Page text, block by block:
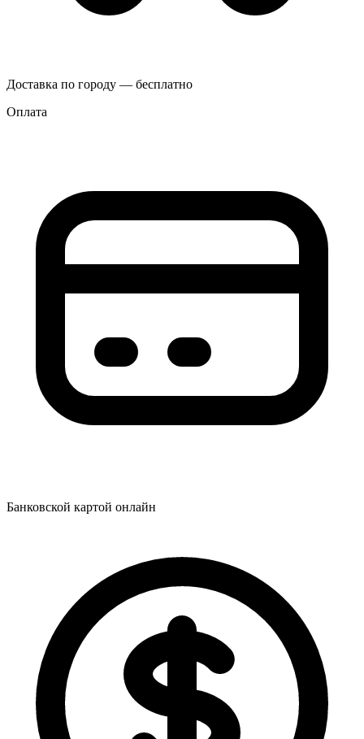
Доставка по городу — бесплатно
Оплата
Банковской картой онлайн